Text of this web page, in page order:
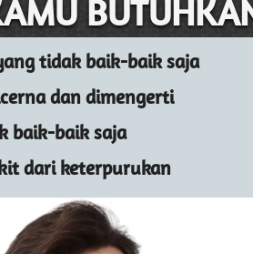
tidak baik-baik saja
dan dimengerti
baik-baik saja
dari keterpurukan